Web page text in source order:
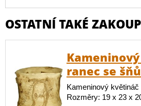
OSTATNÍ TAKÉ
ranec se
Kameninový
Rozměry: 19 x 23 x